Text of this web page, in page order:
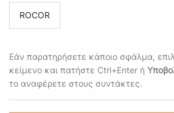
ROCOR
Εάν παρατηρήσετε κάποιο σφάλμα,
κείμενο και πατήστε Ctrl+Enter ή
το αναφέρετε στους συντάκτες.